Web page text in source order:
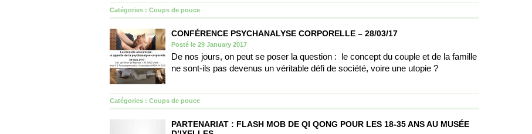
Catégories : Coups de pouce
CONFÉRENCE PSYCHANALYSE CORPORELLE – 28/03/17
Posté le 29 January 2017
De nos jours, on peut se poser la question : le concept du couple et de la famille
ne sont-ils pas devenus un véritable défi de société, voire une utopie ?
Catégories : Coups de pouce
PARTENARIAT : FLASH MOB DE QI QONG POUR LES 18-35 ANS AU MUSÉE